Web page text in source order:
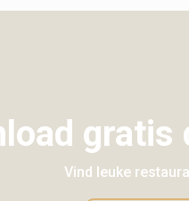
gratis
Vind leuke